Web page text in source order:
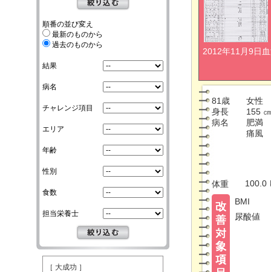
順番の並び変え
最新のものから
過去のものから
結果
病名
チャレンジ項目
エリア
年齢
性別
食数
担当栄養士
［ 大成功 ］
2012年11月9日
81歳
女性
身長
155 ㎝
病名
肥満
痛風
体重
100.0
BMI
尿酸値